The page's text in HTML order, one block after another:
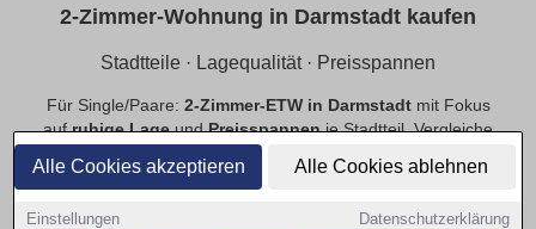
Alle Cookies akzeptieren Alle Cookies ablehnen
Einstellungen Datenschutzerklärung
2-Zimmer-Wohnung in Darmstadt kaufen
Stadtteile · Lagequalität · Preisspannen
Für Single/Paare: 2-Zimmer-ETW in Darmstadtmit Fokus
aufruhige LageundPreisspannenje Stadtteil. Vergleiche
, priorisiere